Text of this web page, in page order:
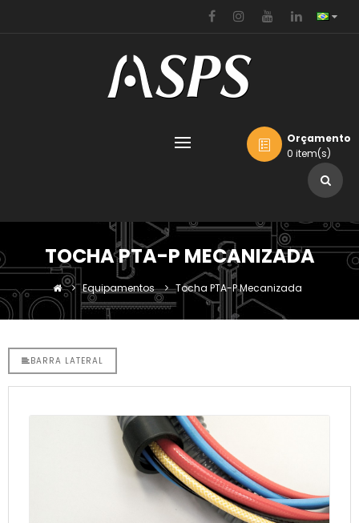
Orçamento
0 item(s)
TOCHA PTA-P MECANIZADA
Equipamentos Tocha PTA-P Mecanizada
BARRA LATERAL